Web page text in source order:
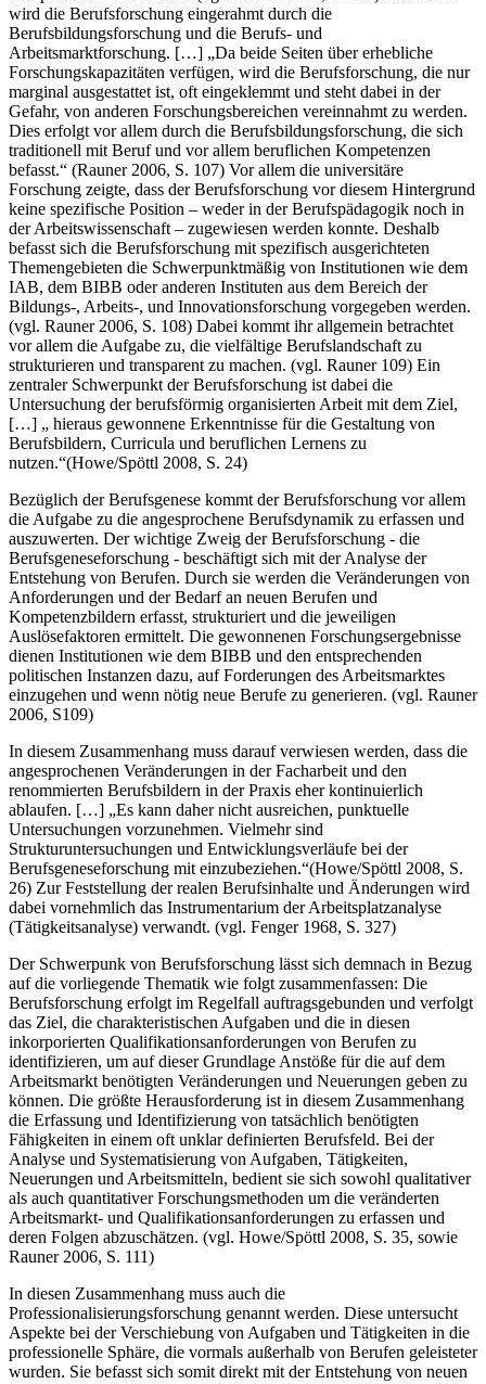
Interpretation nicht zulässt. (vgl. Rauner 2006, S. 107) Zusätzlich
wird die Berufsforschung eingerahmt durch die
Berufsbildungsforschung und die Berufs- und
Arbeitsmarktforschung. […] „Da beide Seiten über erhebliche
Forschungskapazitäten verfügen, wird die Berufsforschung, die nur
marginal ausgestattet ist, oft eingeklemmt und steht dabei in der
Gefahr, von anderen Forschungsbereichen vereinnahmt zu werden.
Dies erfolgt vor allem durch die Berufsbildungsforschung, die sich
traditionell mit Beruf und vor allem beruflichen Kompetenzen
befasst.“ (Rauner 2006, S. 107) Vor allem die universitäre
Forschung zeigte, dass der Berufsforschung vor diesem Hintergrund
keine spezifische Position – weder in der Berufspädagogik noch in
der Arbeitswissenschaft – zugewiesen werden konnte. Deshalb
befasst sich die Berufsforschung mit spezifisch ausgerichteten
Themengebieten die Schwerpunktmäßig von Institutionen wie dem
IAB, dem BIBB oder anderen Instituten aus dem Bereich der
Bildungs-, Arbeits-, und Innovationsforschung vorgegeben werden.
(vgl. Rauner 2006, S. 108) Dabei kommt ihr allgemein betrachtet
vor allem die Aufgabe zu, die vielfältige Berufslandschaft zu
strukturieren und transparent zu machen. (vgl. Rauner 109) Ein
zentraler Schwerpunkt der Berufsforschung ist dabei die
Untersuchung der berufsförmig organisierten Arbeit mit dem Ziel,
[…] „ hieraus gewonnene Erkenntnisse für die Gestaltung von
Berufsbildern, Curricula und beruflichen Lernens zu
Bezüglich der Berufsgenese kommt der Berufsforschung vor allem
die Aufgabe zu die angesprochene Berufsdynamik zu erfassen und
auszuwerten. Der wichtige Zweig der Berufsforschung - die
Berufsgeneseforschung - beschäftigt sich mit der Analyse der
Entstehung von Berufen. Durch sie werden die Veränderungen von
Anforderungen und der Bedarf an neuen Berufen und
Kompetenzbildern erfasst, strukturiert und die jeweiligen
Auslösefaktoren ermittelt. Die gewonnenen Forschungsergebnisse
dienen Institutionen wie dem BIBB und den entsprechenden
politischen Instanzen dazu, auf Forderungen des Arbeitsmarktes
einzugehen und wenn nötig neue Berufe zu generieren. (vgl. Rauner
In diesem Zusammenhang muss darauf verwiesen werden, dass die
angesprochenen Veränderungen in der Facharbeit und den
renommierten Berufsbildern in der Praxis eher kontinuierlich
ablaufen. […] „Es kann daher nicht ausreichen, punktuelle
Untersuchungen vorzunehmen. Vielmehr sind
Strukturuntersuchungen und Entwicklungsverläufe bei der
Berufsgeneseforschung mit einzubeziehen.“(Howe/Spöttl 2008, S.
26) Zur Feststellung der realen Berufsinhalte und Änderungen wird
dabei vornehmlich das Instrumentarium der Arbeitsplatzanalyse
Der Schwerpunk von Berufsforschung lässt sich demnach in Bezug
auf die vorliegende Thematik wie folgt zusammenfassen: Die
Berufsforschung erfolgt im Regelfall auftragsgebunden und verfolgt
das Ziel, die charakteristischen Aufgaben und die in diesen
inkorporierten Qualifikationsanforderungen von Berufen zu
identifizieren, um auf dieser Grundlage Anstöße für die auf dem
Arbeitsmarkt benötigten Veränderungen und Neuerungen geben zu
können. Die größte Herausforderung ist in diesem Zusammenhang
die Erfassung und Identifizierung von tatsächlich benötigten
Fähigkeiten in einem oft unklar definierten Berufsfeld. Bei der
Analyse und Systematisierung von Aufgaben, Tätigkeiten,
Neuerungen und Arbeitsmitteln, bedient sie sich sowohl qualitativer
als auch quantitativer Forschungsmethoden um die veränderten
Arbeitsmarkt- und Qualifikationsanforderungen zu erfassen und
deren Folgen abzuschätzen. (vgl. Howe/Spöttl 2008, S. 35, sowie
In diesen Zusammenhang muss auch die
Professionalisierungsforschung genannt werden. Diese untersucht
Aspekte bei der Verschiebung von Aufgaben und Tätigkeiten in die
professionelle Sphäre, die vormals außerhalb von Berufen geleisteter